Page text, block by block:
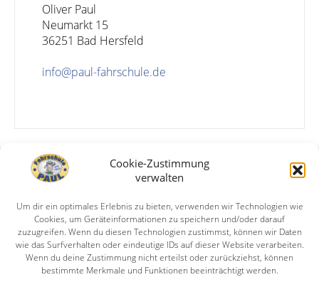
Cookie-Zustimmung
verwalten
Um dir ein optimales Erlebnis zu bieten, verwenden wir Technologien wie
Cookies, um Geräteinformationen zu speichern und/oder darauf
zuzugreifen. Wenn du diesen Technologien zustimmst, können wir Daten
wie das Surfverhalten oder eindeutige IDs auf dieser Website verarbeiten.
Wenn du deine Zustimmung nicht erteilst oder zurückziehst, können
bestimmte Merkmale und Funktionen beeinträchtigt werden.
Oliver Paul
Neumarkt 15
36251 Bad Hersfeld
info@paul-fahrschule.de
Fahrschule Paul
0177/4210621
info@paul-fahrschule.de